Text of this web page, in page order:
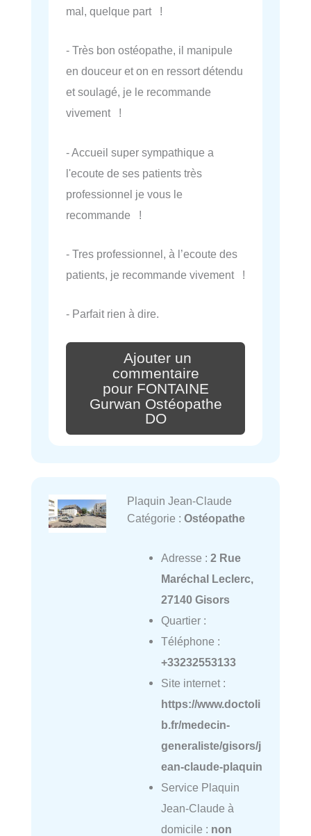
mal, quelque part !
- Très bon ostéopathe, il manipule
en douceur et on en ressort détendu
et soulagé, je le recommande
vivement !
- Accueil super sympathique a
l'ecoute de ses patients très
professionnel je vous le
recommande !
- Tres professionnel, à l’ecoute des
patients, je recommande vivement !
- Parfait rien à dire.
Ajouter un
commentaire
pour FONTAINE
Gurwan Ostéopathe
DO
Plaquin Jean-Claude
Catégorie : Ostéopathe
Adresse : 2 Rue
Maréchal Leclerc,
27140 Gisors
Quartier :
Téléphone :
+33232553133
Site internet :
https://www.doctoli
b.fr/medecin-
generaliste/gisors/j
ean-claude-plaquin
Service Plaquin
Jean-Claude à
domicile : non